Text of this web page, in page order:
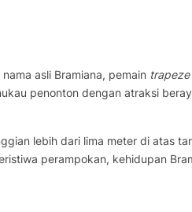
asli Bramiana, pemain trapeze
penonton dengan atraksi
lebih dari lima meter di atas
perampokan, kehidupan